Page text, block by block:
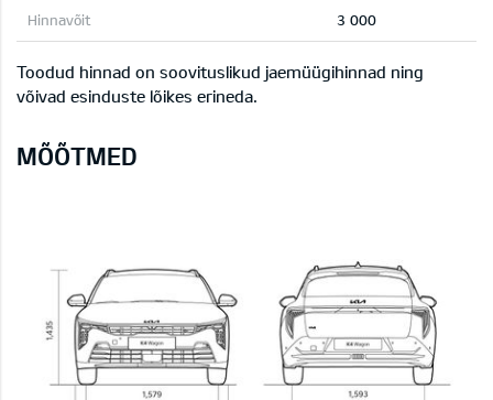
3 000
Toodud hinnad on soovituslikud jaemüügihinnad ning
võivad esinduste lõikes erineda.
MÕÕTMED